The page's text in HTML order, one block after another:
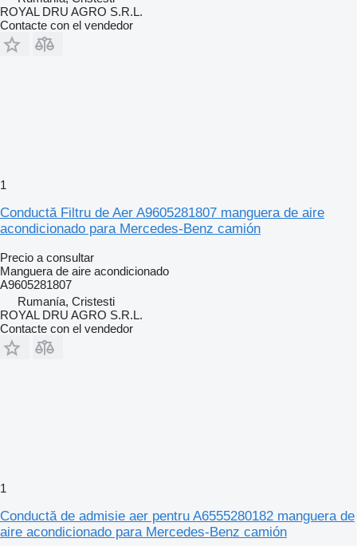
ROYAL DRU AGRO S.R.L.
Contacte con el vendedor
1
Conductă Filtru de Aer A9605281807 manguera de aire
acondicionado para Mercedes-Benz camión
Precio a consultar
Manguera de aire acondicionado
A9605281807
Rumanía, Cristesti
ROYAL DRU AGRO S.R.L.
Contacte con el vendedor
1
Conductă de admisie aer pentru A6555280182 manguera de
aire acondicionado para Mercedes-Benz camión